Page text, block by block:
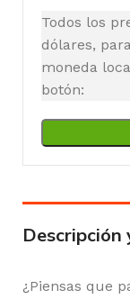
Todos los
dólares,
moneda
botón:
Descripción
¿Piensas que